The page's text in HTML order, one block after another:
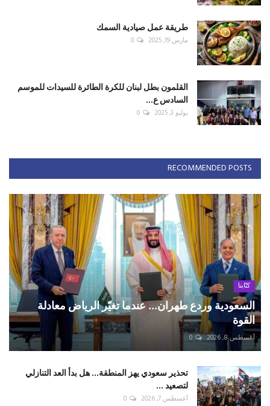
طريقة عمل صيادية السمك
مارس 19, 2025 0
القلمون بطل لبنان للكرة الطائرة للسيدات للموسم
السادس ع...
يوليو 3, 2025 0
RECOMMENDED POSTS
كتّابنا
السعودية وردع طهران... عندما تغيّر الرياض معادلة
القوة
أغسطس 8, 2026 0
تحذير سعودي يهز المنطقة... هل بدأ العد التنازلي
لتصعيد ...
أغسطس 7, 2026 0